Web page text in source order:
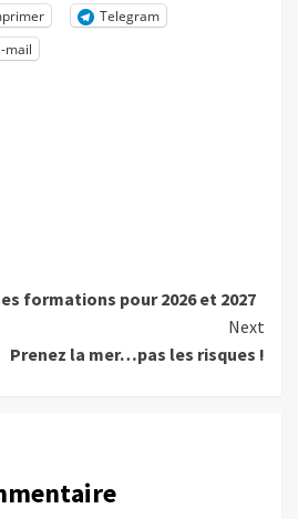
Telegram
mail
formations pour 2026 et 2027
Next
Prenez la mer…pas les risques !